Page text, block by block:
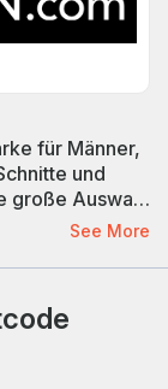
für Männer,
und
große Auswahl
bis hin zu
Stil leben
neue
See More